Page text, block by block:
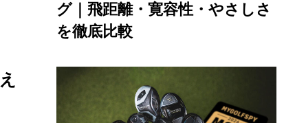
グ｜飛距離・寛容性・やさしさ
を徹底比較